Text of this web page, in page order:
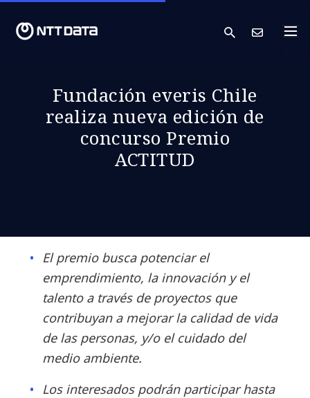
search
Fundación everis Chile
realiza nueva edición de
concurso Premio
ACTITUD
El premio busca potenciar el
emprendimiento, la innovación y el
talento a través de proyectos que
contribuyan a mejorar la calidad de vida
de las personas, y/o el cuidado del
medio ambiente.
Los interesados podrán participar hasta